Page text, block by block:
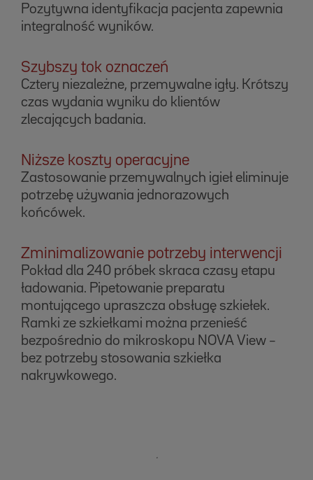
Pozytywna identyfikacja pacjenta zapewnia
integralność wyników.
Szybszy tok oznaczeń
Cztery niezależne, przemywalne igły. Krótszy
czas wydania wyniku do klientów
zlecających badania.
Niższe koszty operacyjne
Zastosowanie przemywalnych igieł eliminuje
potrzebę używania jednorazowych
końcówek.
Zminimalizowanie potrzeby interwencji
Pokład dla 240 próbek skraca czasy etapu
ładowania. Pipetowanie preparatu
montującego upraszcza obsługę szkiełek.
Ramki ze szkiełkami można przenieść
bezpośrednio do mikroskopu NOVA View –
bez potrzeby stosowania szkiełka
nakrywkowego.
.